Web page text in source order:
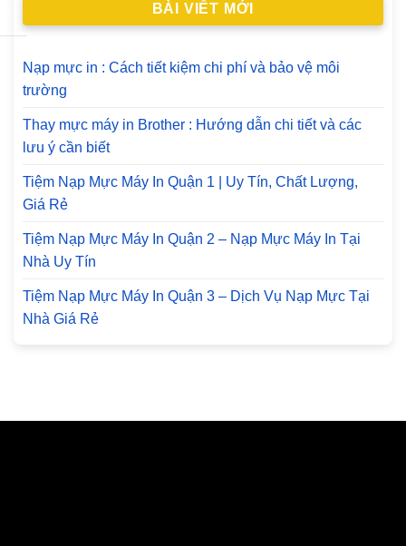
BÀI VIẾT MỚI
Nạp mực in : Cách tiết kiệm chi phí và bảo vệ môi
trường
Thay mực máy in Brother : Hướng dẫn chi tiết và các
lưu ý cần biết
Tiệm Nạp Mực Máy In Quận 1 | Uy Tín, Chất Lượng,
Giá Rẻ
Tiệm Nạp Mực Máy In Quận 2 – Nạp Mực Máy In Tại
Nhà Uy Tín
Tiệm Nạp Mực Máy In Quận 3 – Dịch Vụ Nạp Mực Tại
Nhà Giá Rẻ